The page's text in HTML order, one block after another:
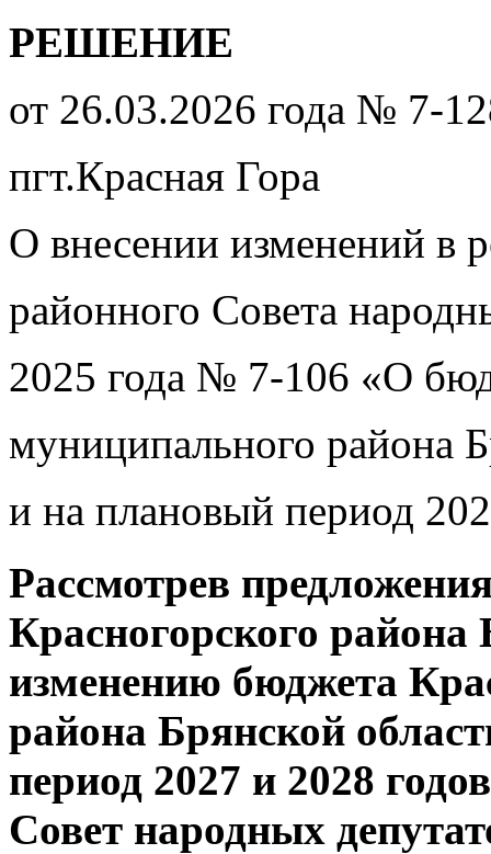
РЕШЕНИЕ
от 26.03.2026 года № 7-
пгт.Красная Гора
О внесении изменений в
районного Совета
2025 года № 7-106 «О
муниципального района
и на плановый период
Рассмотрев
Красногорского района
изменению бюджета
района Брянской
период 2027 и 2028
Совет народных